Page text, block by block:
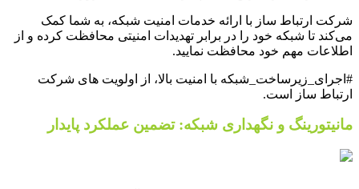
شرکت ارتباط ساز با ارائه خدمات امنیت شبکه، به شما کمک
می‌کند تا شبکه خود را در برابر تهدیدات امنیتی محافظت کرده و از
اطلاعات مهم خود محافظت نمایید.
#اجرای_زیرساخت_شبکه با امنیت بالا، از اولویت های شرکت
ارتباط ساز است.
مانیتورینگ و نگهداری شبکه: تضمین عملکرد پایدار